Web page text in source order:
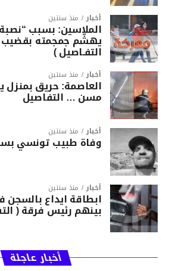
أخبار منذ سنتين
الملاسين: بسبب
يهشّم جمجمته
التفـاصيل )
أخبار منذ سنتين
العاصمة: حريق
مسن … التفاصيل
أخبار منذ سنتين
وفاة طبيب تونسي
أخبار منذ سنتين
بينهم رئيس فرقة (
أخبار عاجلة